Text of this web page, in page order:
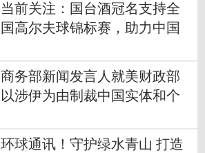
当前关注：国台酒冠名支持全
国高尔夫球锦标赛，助力中国
商务部新闻发言人就美财政部
以涉伊为由制裁中国实体和个
环球通讯！守护绿水青山 打造